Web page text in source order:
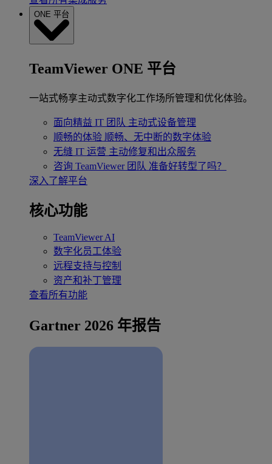
ONE 平台
TeamViewer ONE 平台
一站式畅享主动式数字化工作场所管理和优化体验。
面向精益 IT 团队 主动式设备管理
顺畅的体验 顺畅、无中断的数字体验
无缝 IT 运营 主动修复和出众服务
咨询 TeamViewer 团队 准备好转型了吗？
深入了解平台
核心功能
TeamViewer AI
数字化员工体验
远程支持与控制
资产和补丁管理
查看所有功能
Gartner 2026 年报告